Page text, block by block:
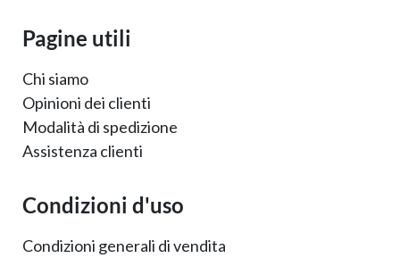
Pagine utili
Chi siamo
Opinioni dei clienti
Modalità di spedizione
Assistenza clienti
Condizioni d'uso
Condizioni generali di vendita